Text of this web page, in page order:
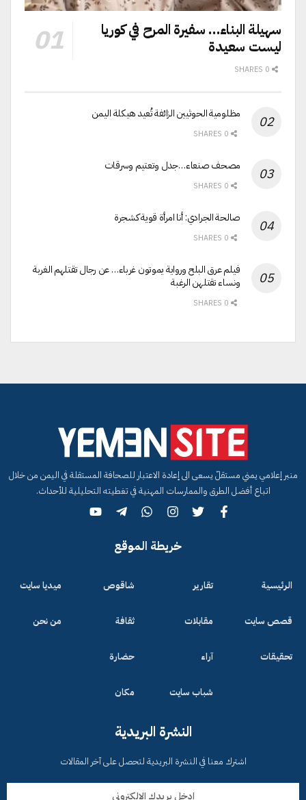
سهيلة البناء… سفيرة المرح في كوريا
ليست سعيدة
مظلومية الحوثيين الزائفة تُعيد هيكلة اليمن
مصحف صنعاء…جدل وتعتيم وسرقات
صالحة الجرادي: أنا امرأة قوية كشجرة
فيلم عرق البلح ورواية يموتون غرباء… عن رجال تقتلهم الغربة
ونساء تقتلهن الرغبة
منبر إعلامي يمني مستقلّ يسعى الى إعادة الاعتبار للصحافة المستقلة في اليمن من خلال
اتباع أفضل الطرق والممارسات المهنية في تغطيته التحليلية للأحداث.
خريطة الموقع
الرئيسية
قصص سايت
تحقيقات
تقارير
مقابلات
آراء
شباب سايت
شاقوص
ثقافة
حضارة
مكان
ميديا سايت
من نحن
النشرة البريدية
اشترك معنا في النشرة البريدية لتحصل على آخر المقالات